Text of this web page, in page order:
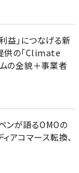
益」につなげる新
供の「Climate
の全貌＋事業者
ンが語るOMOの
アコマース転換、